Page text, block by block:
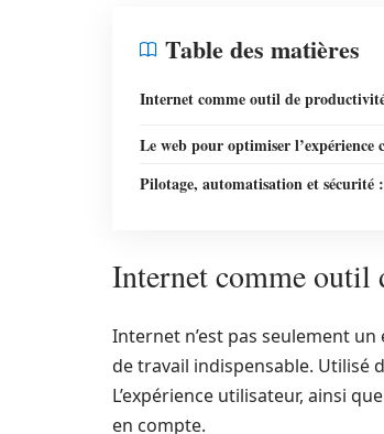
Table des matières
Internet comme outil de
Le web pour optimiser l’expérience
Pilotage, automatisation et sécurité
Internet comme outil
Internet n’est pas seulement
de travail indispensable. Utilisé
L’expérience utilisateur, ainsi
en compte.